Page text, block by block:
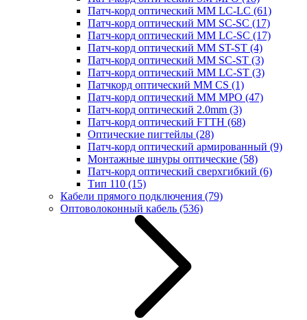
Патч-корд оптический MM LC-LC (61)
Патч-корд оптический MM SC-SC (17)
Патч-корд оптический MM LC-SC (17)
Патч-корд оптический MM ST-ST (4)
Патч-корд оптический MM SC-ST (3)
Патч-корд оптический MM LC-ST (3)
Патчкорд оптический MM CS (1)
Патч-корд оптический MM MPO (47)
Патч-корд оптический 2.0mm (3)
Патч-корд оптический FTTH (68)
Оптические пигтейлы (28)
Патч-корд оптический армированный (9)
Монтажные шнуры оптические (58)
Патч-корд оптический сверхгибкий (6)
Тип 110 (15)
Кабели прямого подключения (79)
Оптоволоконный кабель (536)